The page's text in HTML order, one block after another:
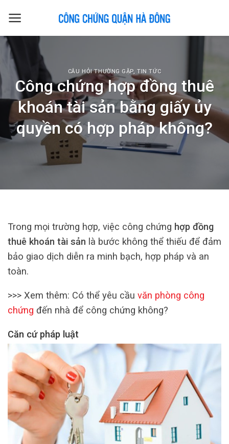
CÂU HỎI THƯỜNG GẶP,TIN TỨC
Công chứng hợp đồng thuê
khoán tài sản bằng giấy ủy
quyền có hợp pháp không?
Trong mọi trường hợp, việc công chứng hợp đồng
thuê khoán tài sản là bước không thể thiếu để đảm
bảo giao dịch diễn ra minh bạch, hợp pháp và an
toàn.
>>> Xem thêm: Có thể yêu cầu văn phòng công
chứng đến nhà để công chứng không?
Căn cứ pháp luật